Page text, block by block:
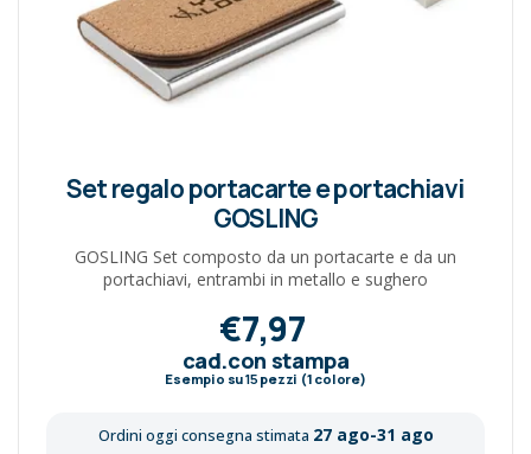
Set regalo portacarte e portachiavi
GOSLING
GOSLING Set composto da un portacarte e da un
portachiavi, entrambi in metallo e sughero
€7,97
cad.con stampa
Esempio su15 pezzi (1 colore)
Ordini oggi consegna stimata 27 ago-31 ago